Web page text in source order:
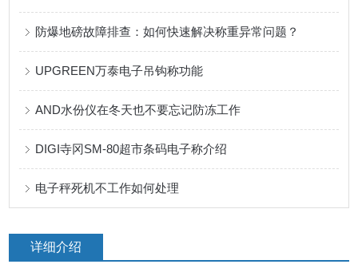
防爆地磅故障排查：如何快速解决称重异常问题？
UPGREEN万泰电子吊钩称功能
AND水份仪在冬天也不要忘记防冻工作
DIGI寺冈SM-80超市条码电子称介绍
电子秤死机不工作如何处理
详细介绍